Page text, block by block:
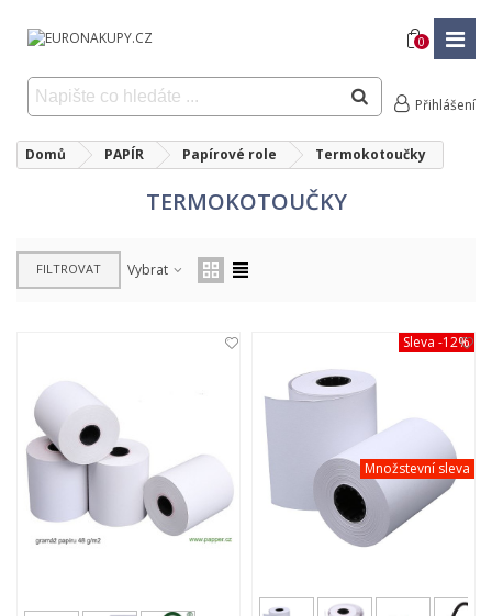
0
Přihlášení
Domů PAPÍR Papírové role Termokotoučky
TERMOKOTOUČKY
FILTROVAT Vybrat
Množstevní sleva
Sleva -12%